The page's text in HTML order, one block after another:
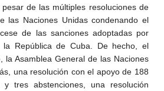
de las múltiples resoluciones de
las Naciones Unidas condenando el
de las sanciones adoptadas por
la República de Cuba. De hecho, el
la Asamblea General de las Naciones
una resolución con el apoyo de 188
tres abstenciones, una resolución